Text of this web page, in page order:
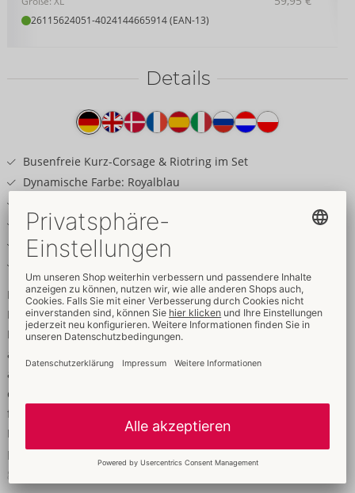
26115624051-4024144665914 (EAN-13)
Details
Produkttext
Busenfreie Kurz-Corsage & Riotring im Set
Dynamische Farbe: Royalblau
¼-Bügelcups aus Spitze
Im Rücken verstellbarer Hakenverschluss
Elastisch & weich für hohen Tragekomfort
Dynamisch elegantes Kurvenspiel!
Kurze, trägerlose Corsage und Riostring im Set von Cottelli
LINGERIE. In strahlendem Royalblau und feinem Materialmix
aus Spitze und Wetlook. Rundum elastisch und weich
anschmiegsam für hohen Tragekomfort. Corsage mit Bügeln in
den ¼-Spitzencups zur leichten Unterstützung der nahezu
freiliegenden Brüste. Seitlich mit eingearbeiteten Formstäben.
Im Rücken verstellbare Hakenverschlussleiste. Der dazu
passende Riostring ist ebenfalls aufwendig im Material-Mix
gearbeitet.